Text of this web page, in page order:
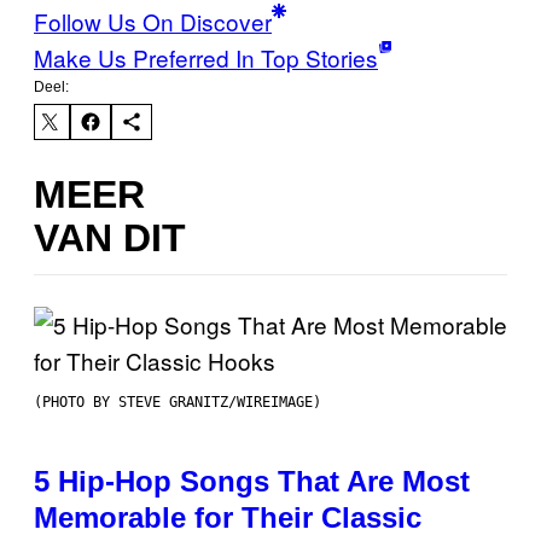
Follow Us On Discover
Make Us Preferred In Top Stories
Deel:
MEER
VAN DIT
(PHOTO BY STEVE GRANITZ/WIREIMAGE)
5 Hip-Hop Songs That Are Most
Memorable for Their Classic